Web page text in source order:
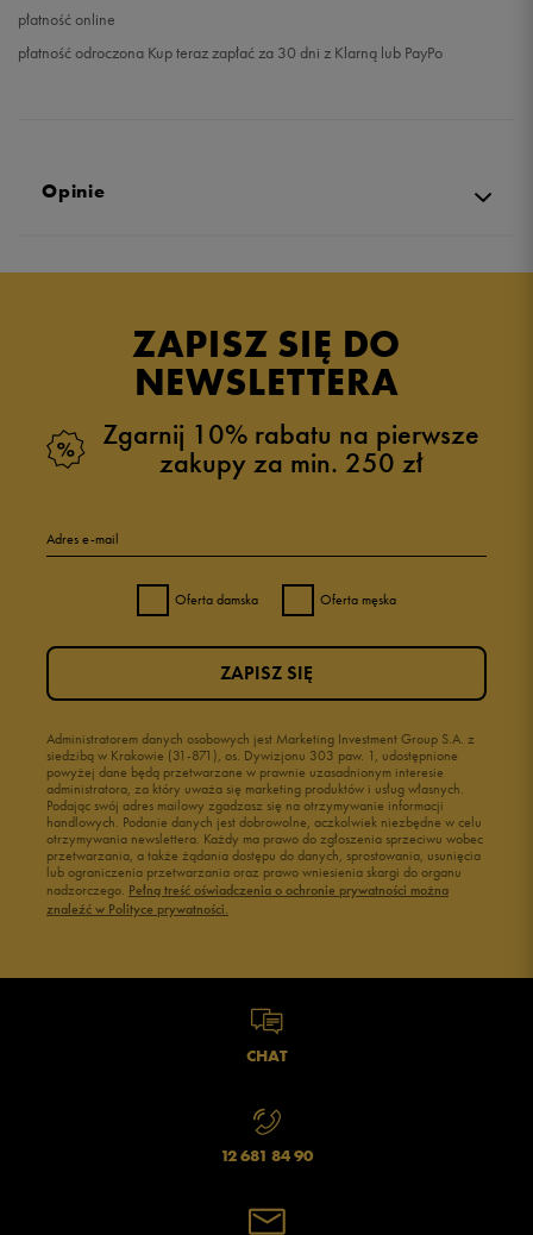
płatność online
płatność odroczona Kup teraz zapłać za 30 dni z Klarną lub PayPo
Opinie
ZAPISZ SIĘ DO
NEWSLETTERA
Zgarnij 10% rabatu na pierwsze
zakupy za min. 250 zł
Adres e-mail
Oferta damska Oferta męska
Administratorem danych osobowych jest Marketing Investment Group S.A. z
siedzibą w Krakowie (31-871), os. Dywizjonu 303 paw. 1, udostępnione
powyżej dane będą przetwarzane w prawnie uzasadnionym interesie
administratora, za który uważa się marketing produktów i usług własnych.
Podając swój adres mailowy zgadzasz się na otrzymywanie informacji
handlowych. Podanie danych jest dobrowolne, aczkolwiek niezbędne w celu
otrzymywania newslettera. Każdy ma prawo do zgłoszenia sprzeciwu wobec
przetwarzania, a także żądania dostępu do danych, sprostowania, usunięcia
lub ograniczenia przetwarzania oraz prawo wniesienia skargi do organu
nadzorczego. Pełną treść oświadczenia o ochronie prywatności można
znaleźć w Polityce prywatności.
ZAPISZ SIĘ
CHAT
12 681 84 90